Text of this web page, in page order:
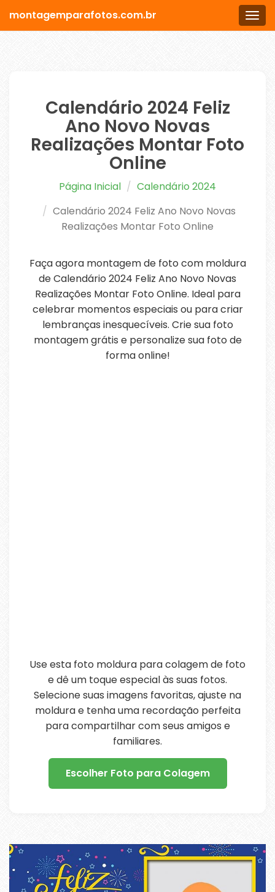
Menu
montagemparafotos.com.br
Calendário 2024 Feliz
Ano Novo Novas
Realizações Montar Foto
Online
Página Inicial
Calendário 2024
Calendário 2024 Feliz Ano Novo Novas
Realizações Montar Foto Online
Faça agora montagem de foto com moldura
de Calendário 2024 Feliz Ano Novo Novas
Realizações Montar Foto Online. Ideal para
celebrar momentos especiais ou para criar
lembranças inesquecíveis. Crie sua foto
montagem grátis e personalize sua foto de
forma online!
Use esta foto moldura para colagem de foto
e dê um toque especial às suas fotos.
Selecione suas imagens favoritas, ajuste na
moldura e tenha uma recordação perfeita
para compartilhar com seus amigos e
familiares.
Escolher Foto para Colagem